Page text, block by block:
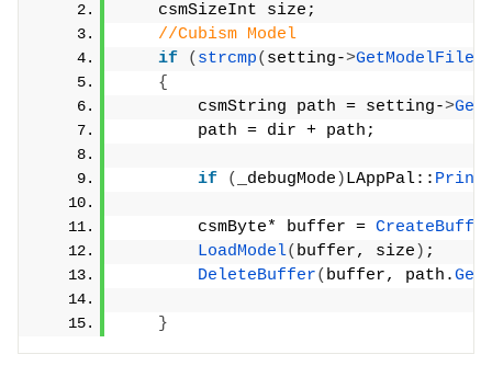
    csmSizeInt size;
//Cubism Model
if
( strcmp( setting->
{
        csmString path = setting-
>
        path = dir + path;
if ( _debugMode )LAppPal::
        csmByte* buffer =
LoadModel( buffer, size ) ;
DeleteBuffer( buffer, path.
}